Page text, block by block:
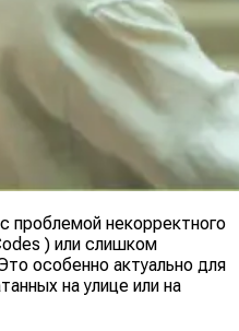
проблемой некорректного
) или слишком
особенно актуально для
на улице или на